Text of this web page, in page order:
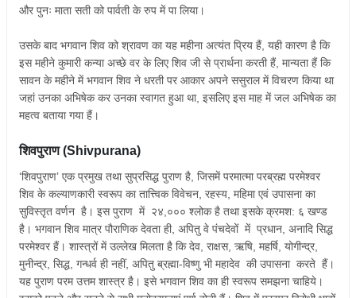
और पुनः माता सती को पार्वती के रुप में पा लिया।
उसके बाद भगवान शिव को श्रावण का यह महीना अत्यंत प्रिय हैं, यही कारण है कि
इस महीने कुमारी कन्या अच्छे वर के लिए शिव जी से प्रार्थना करती हैं, मान्यता हैं कि
सावन के महीने में भगवान शिव ने धरती पर आकार अपने ससुराल में विचरण किया था
जहां उनका अभिषेक कर उनका स्वागत हुआ था, इसलिए इस माह में जल अभिषेक का
महत्व बताया गया हैं।
शिवपुराण (Shivpurana)
‘शिवपुराण’ एक प्रमुख तथा सुप्रसिद्ध पुराण है, जिसमें परमात्मा परब्रह्म परमेश्वर
शिव के कल्याणकारी स्वरूप का तात्त्विक विवेचन, रहस्य, महिमा एवं उपासना का
सुविस्तृत वर्णन है। इस पुराण में २४,००० श्लोक है तथा इसके क्रमश: ६ खण्ड
है। भगवान शिव मात्र पौराणिक देवता ही, अपितु वे पंचदेवों में प्रधान, अनादि सिद्ध
परमेश्वर हैं। शास्त्रों में उल्लेख मिलता है कि देव, राक्षस, ऋषि, महर्षि, योगीन्द्र,
मुनीन्द्र, सिद्ध, गन्धर्व ही नहीं, अपितु ब्रह्मा-विष्णु भी महादेव की उपासना करते हैं।
यह पुराण परम उत्तम शास्त्र है। इसे भगवान शिव का ही स्वरूप समझना चाहिये।